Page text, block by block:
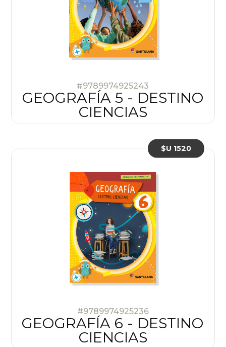
#9789974925243
GEOGRAFÍA 5 - DESTINO
CIENCIAS
#9789974925236
GEOGRAFÍA 6 - DESTINO
CIENCIAS
$U 1520